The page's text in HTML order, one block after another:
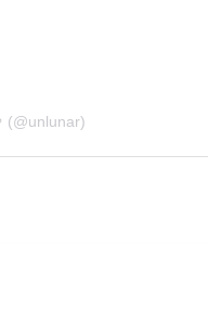
(@unlunar)